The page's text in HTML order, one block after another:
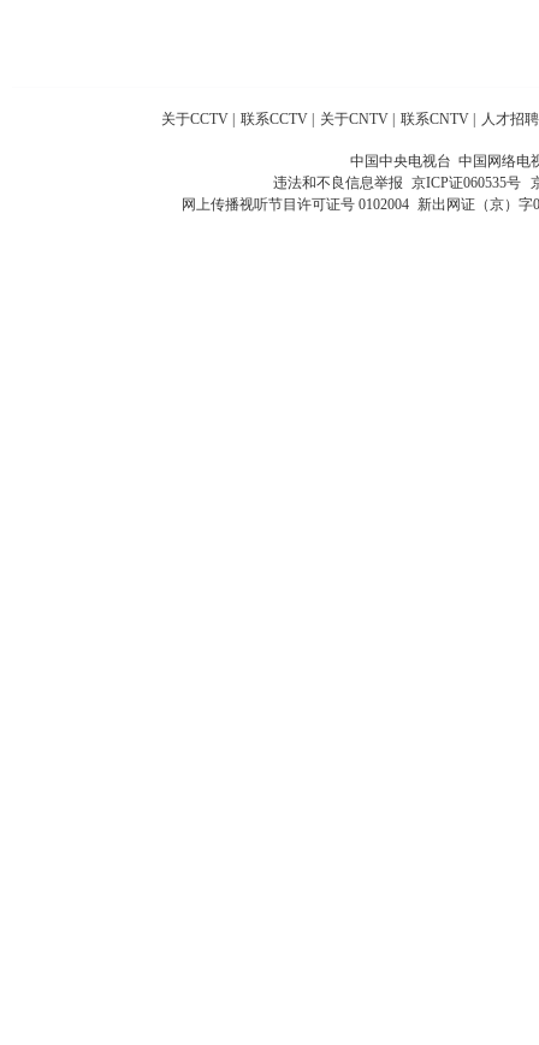
关于CCTV 联系CCTV 关于CNTV 联系CNTV 人才招聘
中国中央电视台 中国网络电
违法和不良信息举报 京ICP证060535号
网上传播视听节目许可证号 0102004 新出网证（京）